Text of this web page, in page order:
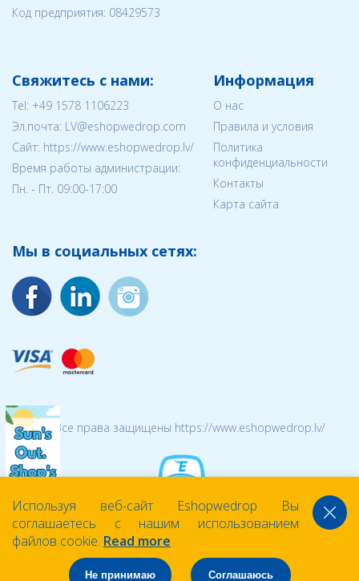
Код предприятия: 08429573
Свяжитесь с нами:
Tel: +49 1578 1106223
Эл.почта: LV@eshopwedrop.com
Cайт: https://www.eshopwedrop.lv/
Время работы администрации:
Пн. - Пт. 09:00-17:00
Информация
О нас
Правила и условия
Политика
конфиденциальности
Контакты
Карта сайта
Мы в социальных сетях:
© 2026 Все права защищены https://www.eshopwedrop.lv/
Используя веб-сайт Eshopwedrop Вы
соглашаетесь с нашим использованием
файлов cookie. Read more
Не принимаю Соглашаюсь